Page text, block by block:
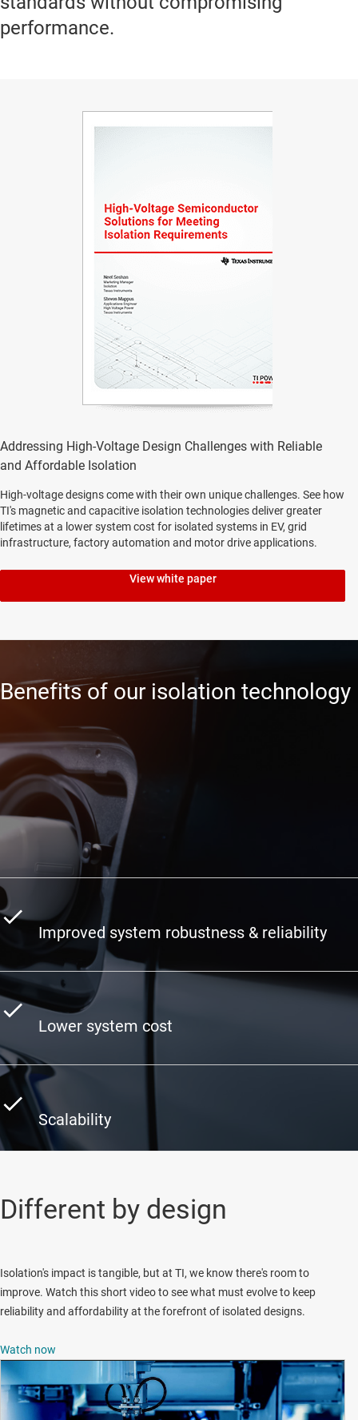
performance.
Addressing High-Voltage Design Challenges with Reliable
and Affordable Isolation
High-voltage designs come with their own unique challenges. See how
TI's magnetic and capacitive isolation technologies deliver greater
lifetimes at a lower system cost for isolated systems in EV, grid
infrastructure, factory automation and motor drive applications.
View white paper
Benefits of our isolation technology
Improved system robustness & reliability
Lower system cost
Scalability
Different by design
Isolation's impact is tangible, but at TI, we know there's room to
improve. Watch this short video to see what must evolve to keep
reliability and affordability at the forefront of isolated designs.
Watch now